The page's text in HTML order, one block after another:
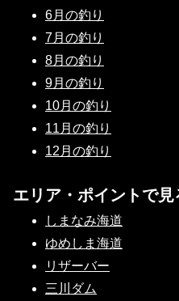
6月の釣り
7月の釣り
8月の釣り
9月の釣り
10月の釣り
11月の釣り
12月の釣り
エリア・ポイントで見
しまなみ海道
ゆめしま海道
リザーバー
三川ダム